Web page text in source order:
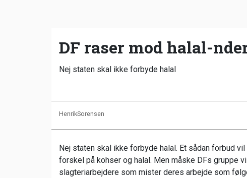
DF raser mod halal-
Nej staten skal ikke forbyde halal
HenrikSorensen
Nej staten skal ikke forbyde halal. Et sådan forbud
forskel på kohser og halal. Men måske DFs gruppe
slagteriarbejdere som mister deres arbejde som